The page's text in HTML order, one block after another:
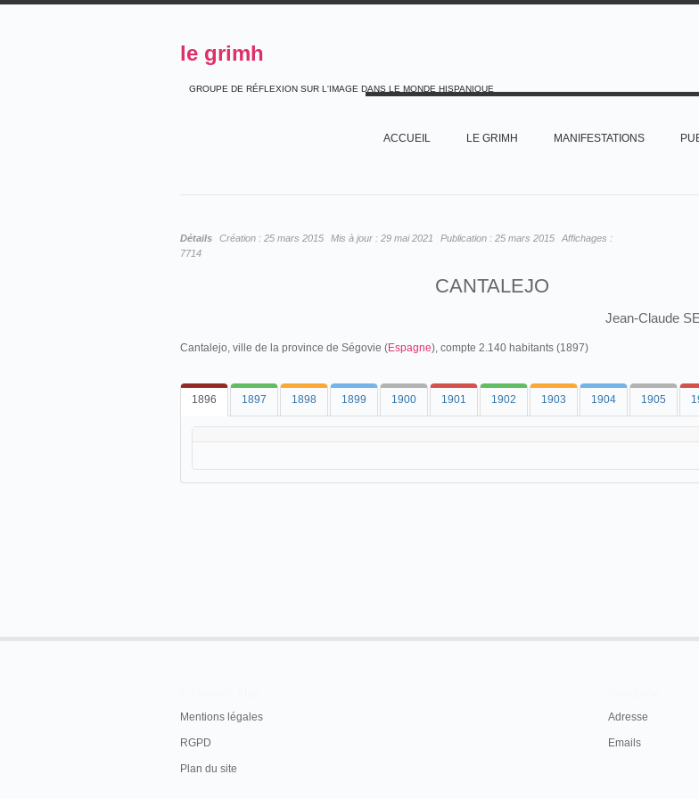
le grimh
GROUPE DE RÉFLEXION SUR L'IMAGE DANS LE MONDE HISPANIQUE
ACCUEIL LE GRIMH MANIFESTATIONS
Détails Création : 25 mars 2015 Mis à jour : 29 mai 2021 Publication : 25 mars 2015
Affichages :
7714
CANTALEJO
Jean-Claude
Cantalejo, ville de la province de Ségovie (Espagne), compte 2.140 habitants (1897)
1896 1897 1898 1899 1900 1901 1902 1903 1904 1905
Mentions légales
RGPD
Plan du site
Adresse
Emails